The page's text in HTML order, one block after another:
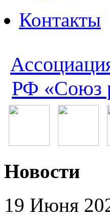
Контакты
РФ «Союз
Новости
19 Июня